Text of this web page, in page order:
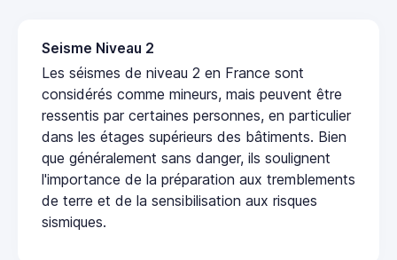
Seisme Niveau 2
Les séismes de niveau 2 en France sont
considérés comme mineurs, mais peuvent être
ressentis par certaines personnes, en particulier
dans les étages supérieurs des bâtiments. Bien
que généralement sans danger, ils soulignent
l'importance de la préparation aux tremblements
de terre et de la sensibilisation aux risques
sismiques.